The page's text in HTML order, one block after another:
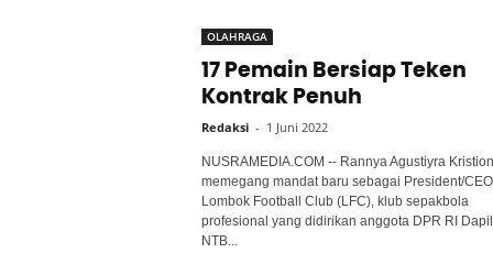
OLAHRAGA
17 Pemain Bersiap Teken
Kontrak Penuh
Redaksi - 1 Juni 2022
NUSRAMEDIA.COM -- Rannya Agustiyra
memegang mandat baru sebagai President/CEO
Lombok Football Club (LFC), klub sepakbola
profesional yang didirikan anggota DPR RI Dapil
NTB...